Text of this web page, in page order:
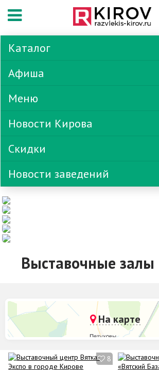
Каталог
Афиша
Меню
Новости Кирова
Скидки
Новости заведений
Выставочные залы
На карте
8